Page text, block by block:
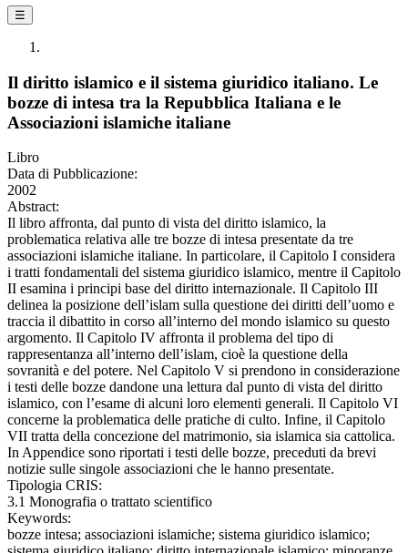
☰
Il diritto islamico e il sistema giuridico italiano. Le
bozze di intesa tra la Repubblica Italiana e le
Associazioni islamiche italiane
Libro
Data di Pubblicazione:
2002
Abstract:
Il libro affronta, dal punto di vista del diritto islamico, la
problematica relativa alle tre bozze di intesa presentate da tre
associazioni islamiche italiane. In particolare, il Capitolo I considera
i tratti fondamentali del sistema giuridico islamico, mentre il Capitolo
II esamina i principi base del diritto internazionale. Il Capitolo III
delinea la posizione dell’islam sulla questione dei diritti dell’uomo e
traccia il dibattito in corso all’interno del mondo islamico su questo
argomento. Il Capitolo IV affronta il problema del tipo di
rappresentanza all’interno dell’islam, cioè la questione della
sovranità e del potere. Nel Capitolo V si prendono in considerazione
i testi delle bozze dandone una lettura dal punto di vista del diritto
islamico, con l’esame di alcuni loro elementi generali. Il Capitolo VI
concerne la problematica delle pratiche di culto. Infine, il Capitolo
VII tratta della concezione del matrimonio, sia islamica sia cattolica.
In Appendice sono riportati i testi delle bozze, preceduti da brevi
notizie sulle singole associazioni che le hanno presentate.
Tipologia CRIS:
3.1 Monografia o trattato scientifico
Keywords:
bozze intesa; associazioni islamiche; sistema giuridico islamico;